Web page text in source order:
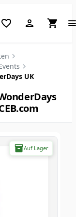
Design (klicken für
UK
Auf Lager